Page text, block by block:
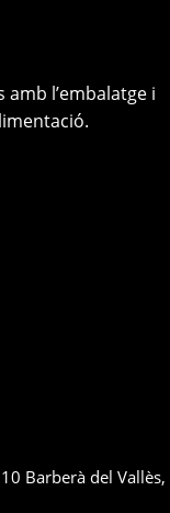
l’embalatge i
Barberà del Vallès,